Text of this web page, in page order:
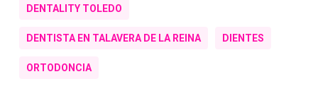
DENTALITY TOLEDO
DENTISTA EN TALAVERA DE LA REINA DIENTES
ORTODONCIA